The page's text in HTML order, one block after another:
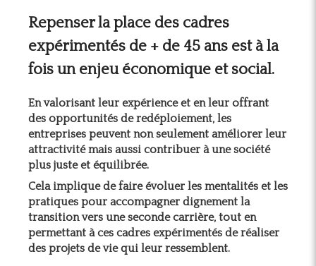
Repenser la place des cadres
expérimentés de + de 45 ans est à la
fois un enjeu économique et social.
En valorisant leur expérience et en leur offrant
des opportunités de redéploiement, les
entreprises peuvent non seulement améliorer leur
attractivité mais aussi contribuer à une société
plus juste et équilibrée.
Cela implique de faire évoluer les mentalités et les
pratiques pour accompagner dignement la
transition vers une seconde carrière, tout en
permettant à ces cadres expérimentés de réaliser
des projets de vie qui leur ressemblent.